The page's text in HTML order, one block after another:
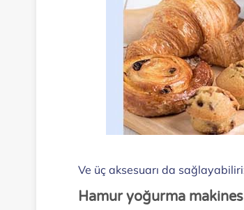
Ve üç aksesuarı da
Hamur yoğurma